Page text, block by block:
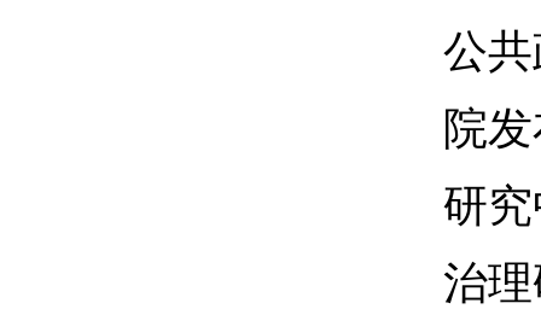
公
院
研
治